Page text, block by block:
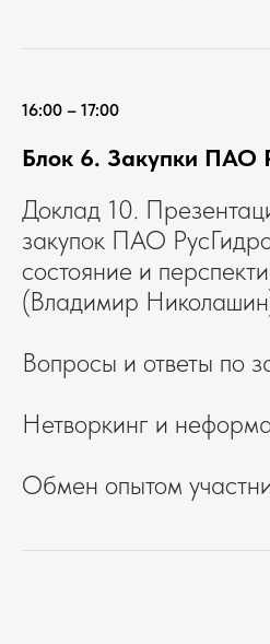
16:00 – 17:00
Блок 6. Закупки ПАО
Доклад 10.
закупок ПАО
состояние и
(Владимир
Вопросы и ответы по
Нетворкинг и
Обмен опытом